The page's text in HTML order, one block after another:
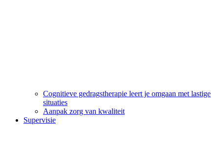
Cognitieve gedragstherapie leert je omgaan met lastige
situaties
Aanpak zorg van kwaliteit
Supervisie